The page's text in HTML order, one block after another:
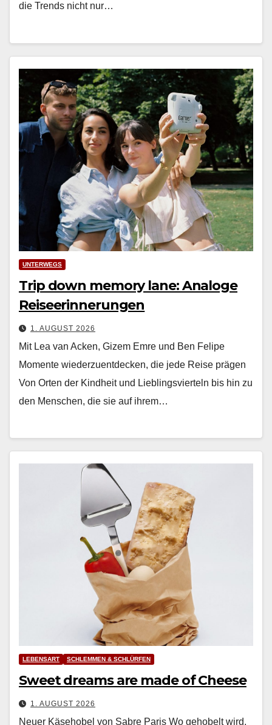
die Trends nicht nur…
UNTERWEGS
Trip down memory lane: Analoge
Reiseerinnerungen
1. AUGUST 2026
Mit Lea van Acken, Gizem Emre und Ben Felipe
Momente wiederzuentdecken, die jede Reise prägen
Von Orten der Kind­heit und Lieblingsvierteln bis hin zu
den Men­schen, die sie auf ihrem…
LEBENSART SCHLEMMEN & SCHLÜRFEN
Sweet dreams are made of Cheese
1. AUGUST 2026
Neuer Käsehobel von Sabre Paris Wo geho­belt wird,